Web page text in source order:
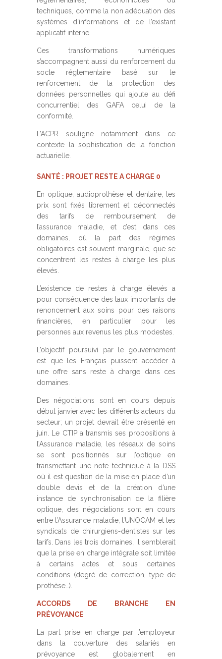
techniques, comme la non adéquation des
systèmes d’informations et de l’existant
applicatif interne.
Ces transformations numériques
s’accompagnent aussi du renforcement du
socle réglementaire basé sur le
renforcement de la protection des
données personnelles qui ajoute au défi
concurrentiel des GAFA celui de la
conformité.
L’ACPR souligne notamment dans ce
contexte la sophistication de la fonction
actuarielle.
SANTÉ : PROJET RESTE A CHARGE 0
En optique, audioprothèse et dentaire, les
prix sont fixés librement et déconnectés
des tarifs de remboursement de
l’assurance maladie, et c’est dans ces
domaines, où la part des régimes
obligatoires est souvent marginale, que se
concentrent les restes à charge les plus
élevés.
L’existence de restes à charge élevés a
pour conséquence des taux importants de
renoncement aux soins pour des raisons
financières, en particulier pour les
personnes aux revenus les plus modestes.
L’objectif poursuivi par le gouvernement
est que les Français puissent accéder à
une offre sans reste à charge dans ces
domaines.
Des négociations sont en cours depuis
début janvier avec les différents acteurs du
secteur; un projet devrait être présenté en
juin. Le CTIP a transmis ses propositions à
l’Assurance maladie, les réseaux de soins
se sont positionnés sur l’optique en
transmettant une note technique à la DSS
où il est question de la mise en place d’un
double devis et de la création d’une
instance de synchronisation de la filière
optique, des négociations sont en cours
entre l’Assurance maladie, l’UNOCAM et les
syndicats de chirurgiens-dentistes sur les
tarifs. Dans les trois domaines, il semblerait
que la prise en charge intégrale soit limitée
à certains actes et sous certaines
conditions (degré de correction, type de
prothèse…).
ACCORDS DE BRANCHE EN
PRÉVOYANCE
La part prise en charge par l’employeur
dans la couverture des salariés en
prévoyance est globalement en